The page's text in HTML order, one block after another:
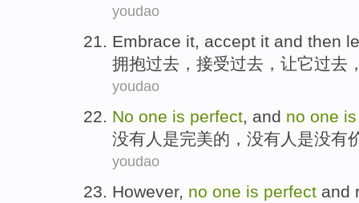
youdao
Embrace it, accept it and then
拥抱过去 ， 接受过去 ， 让它过去
youdao
No one is perfect, and no one is
没有人 是完美的 ，没有人是没有
youdao
However, no one is perfect and